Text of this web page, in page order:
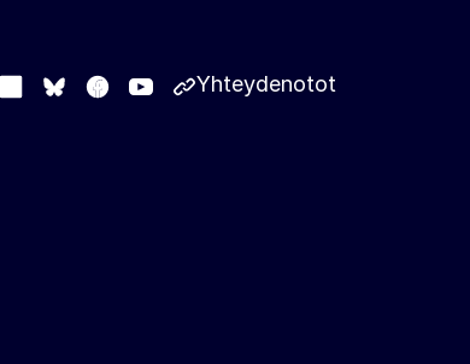
LinkedIn
Bluesky
FacebookYoutubeOther networks
Yhteydenotot